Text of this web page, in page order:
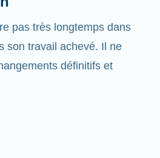
pas très longtemps dans
son travail achevé. Il ne
définitifs et